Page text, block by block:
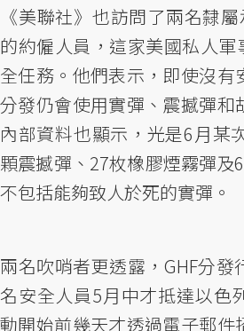
《美聯社》也訪問了兩名隸
的約僱人員，這家美國私人軍
全任務。他們表示，即使沒有
分發仍會使用實彈、震撼彈和
內部資料也顯示，光是6月某
顆震撼彈、27枚橡膠煙霧彈及
不包括能夠致人於死的實彈。
兩名吹哨者更透露，GHF分發
名安全人員5月中才抵達以色
動開始前幾天才透過電子郵件